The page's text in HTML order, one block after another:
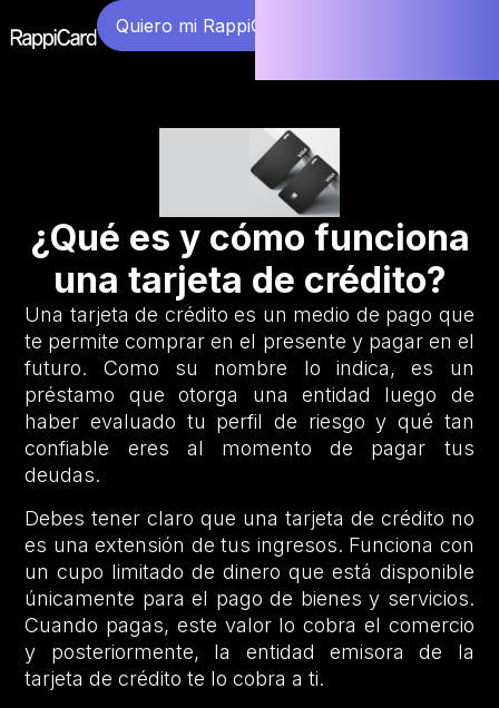
Quiero mi RappiCard
¿Qué es y cómo funciona
una tarjeta de crédito?
Una tarjeta de crédito es un medio de pago que
te permite comprar en el presente y pagar en el
futuro. Como su nombre lo indica, es un
préstamo que otorga una entidad luego de
haber evaluado tu perfil de riesgo y qué tan
confiable eres al momento de pagar tus
deudas.
Debes tener claro que una tarjeta de crédito no
es una extensión de tus ingresos. Funciona con
un cupo limitado de dinero que está disponible
únicamente para el pago de bienes y servicios.
Cuando pagas, este valor lo cobra el comercio
y posteriormente, la entidad emisora de la
tarjeta de crédito te lo cobra a ti.